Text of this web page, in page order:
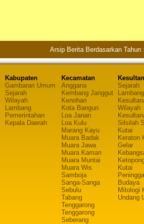
Arsip Berita Berdasarkan Tahun
Kabupaten
Gambaran Umum
Sejarah
Wilayah
Lambang
Pemerintahan
Kepala Daerah
Kecamatan
Anggana
Kembang Janggut
Kenohan
Kota Bangun
Loa Janan
Loa Kulu
Marang Kayu
Muara Badak
Muara Jawa
Muara Kaman
Muara Muntai
Muara Wis
Samboja
Sanga-Sanga
Sebulu
Tabang
Tenggarong
Tenggarong
Seberang
Sejarah
Lambang
Wilayah
Silsilah
Kutai
Keraton
Gelar
Kutai
Budaya
Mitologi
Undang